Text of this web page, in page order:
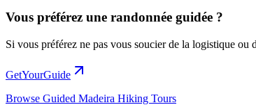
Vous préférez une randonnée guidée ?
Si vous préférez ne pas vous soucier de la logistique
GetYourGuide
Browse Guided Madeira Hiking Tours